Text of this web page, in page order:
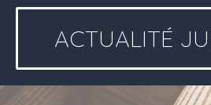
ACTUALITÉ